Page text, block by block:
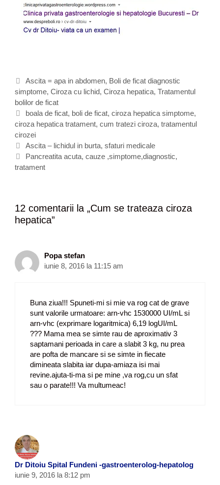
C
a
t
e
g
o
r
i
i
Ascita = apa in abdomen, Boli de ficat diagnostic
simptome, Ciroza cu lichid, Ciroza hepatica, Tratamentul
bolilor de ficat
E
t
i
c
h
e
boala de ficat, boli de ficat, ciroza hepatica simptome,
ciroza hepatica tratament, cum tratezi ciroza, tratamentul
cirozei
N
a
v
r
e
i
Ascita – lichidul in burta, sfaturi medicale
Pancreatita acuta, cauze ,simptome,diagnostic,
tratament
12 comentarii la „Cum se trateaza ciroza
hepatica”
Popa stefan
iunie 8, 2016 la 11:15 am
Buna ziua!!! Spuneti-mi si mie va rog cat de grave
sunt valorile urmatoare: arn-vhc 1530000 UI/mL si
arn-vhc (exprimare logaritmica) 6,19 logUI/mL
??? Mama mea se simte rau de aproximativ 3
saptamani perioada in care a slabit 3 kg, nu prea
are pofta de mancare si se simte in fiecate
dimineata slabita iar dupa-amiaza isi mai
revine.ajuta-ti-ma si pe mine ,va rog,cu un sfat
sau o parate!!! Va multumeac!
Dr Ditoiu Spital Fundeni -gastroenterolog-hepatolog
iunie 9, 2016 la 8:12 pm